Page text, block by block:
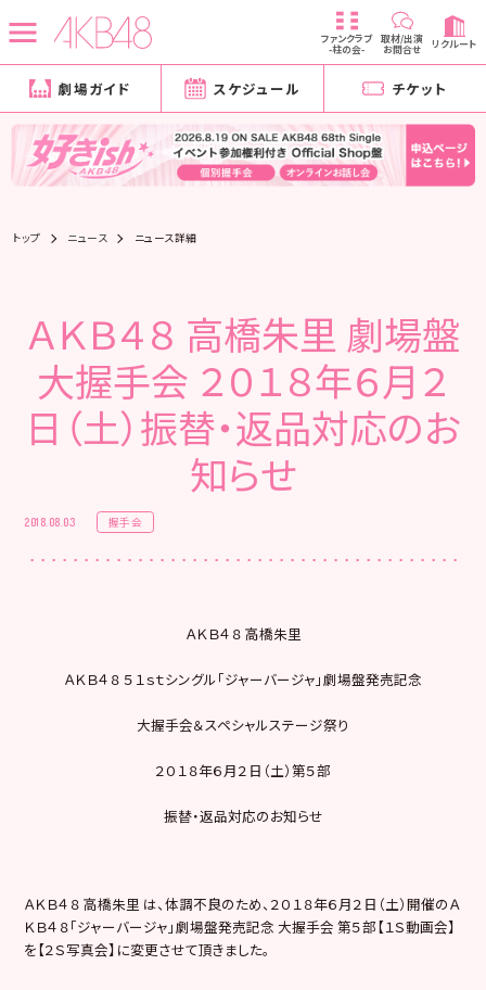
ファンクラブ
-柱の会-
取材/出演
お問合せ リクルート
劇場ガイド スケジュール チケット
トップ ニュース ニュース詳細
ＡＫＢ４８ 高橋朱里 劇場盤
大握手会 ２０１８年６月２
日（土）振替・返品対応のお
知らせ
2018.08.03 握手会
ＡＫＢ４８ 高橋朱里
ＡＫＢ４８ ５１ｓｔシングル「ジャーバージャ」劇場盤発売記念
大握手会＆スペシャルステージ祭り
２０１８年６月２日（土）第５部
振替・返品対応のお知らせ
ＡＫＢ４８ 高橋朱里 は、体調不良のため、２０１８年６月２日（土）開催のＡ
ＫＢ４８「ジャーバージャ」劇場盤発売記念 大握手会 第５部【１Ｓ動画会】
を【２Ｓ写真会】に変更させて頂きました。